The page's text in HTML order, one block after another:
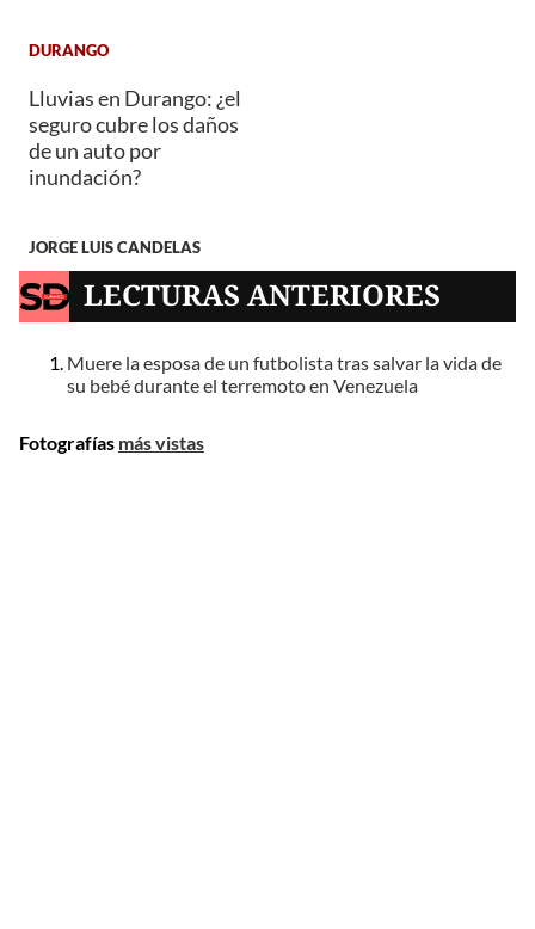
DURANGO
Lluvias en Durango: ¿el
seguro cubre los daños
de un auto por
inundación?
JORGE LUIS CANDELAS
LECTURAS ANTERIORES
Muere la esposa de un futbolista tras salvar la vida de
su bebé durante el terremoto en Venezuela
Fotografías más vistas